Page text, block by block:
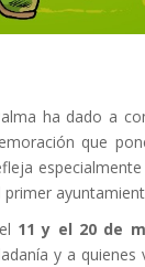
ha dado a
que
11 y el 20 de
y a